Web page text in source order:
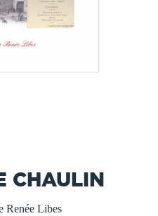
CHAULIN
Renée Libes